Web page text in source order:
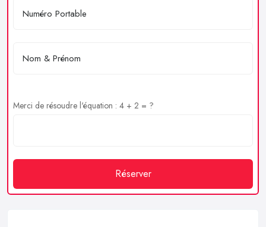
Merci de résoudre l'équation : 4 + 2 = ?
Réserver